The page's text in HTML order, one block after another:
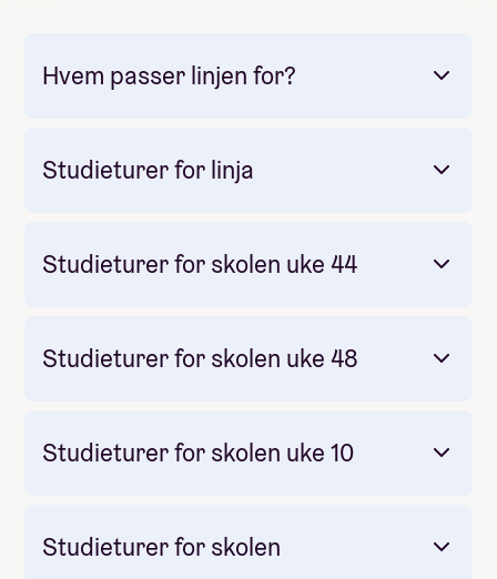
Snøholetur 3 dagar
og Utladalen 5 dagar
Les meir om linja på vår
Hvem passer linjen for?
Studieturer for linja
Obligatorisk: Ja
Studieturer for skolen uke 44
Studieturer for skolen uke 48
Studieturer for skolen uke 10
Studieturer for skolen